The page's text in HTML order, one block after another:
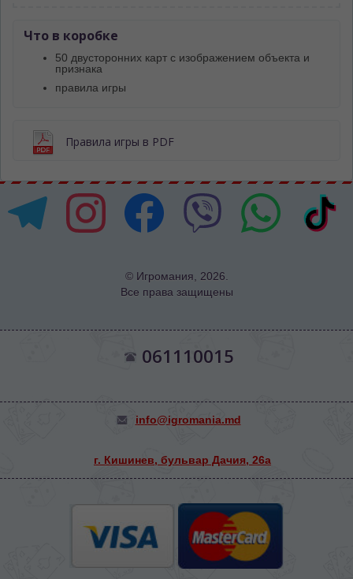
Что в коробке
50 двусторонних карт с изображением объекта и
признака
правила игры
Правила игры в PDF
© Игромания, 2026.
Все права защищены
061110015
info@igromania.md
г. Кишинев, бульвар Дачия, 26а